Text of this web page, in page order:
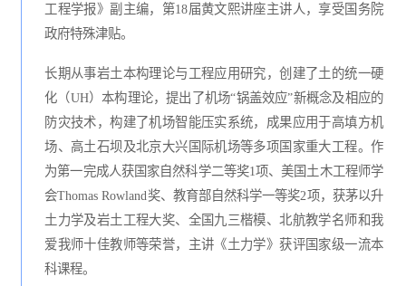
工程学报》副主编，第18届黄文熙讲座主讲人，享受国务院
政府特殊津贴。
长期从事岩土本构理论与工程应用研究，创建了土的统一硬
化（UH）本构理论，提出了机场“锅盖效应”新概念及相应的
防灾技术，构建了机场智能压实系统，成果应用于高填方机
场、高土石坝及北京大兴国际机场等多项国家重大工程。作
为第一完成人获国家自然科学二等奖1项、美国土木工程师学
会Thomas Rowland奖、教育部自然科学一等奖2项，获茅以升
土力学及岩土工程大奖、全国九三楷模、北航教学名师和我
爱我师十佳教师等荣誉，主讲《土力学》获评国家级一流本
科课程。